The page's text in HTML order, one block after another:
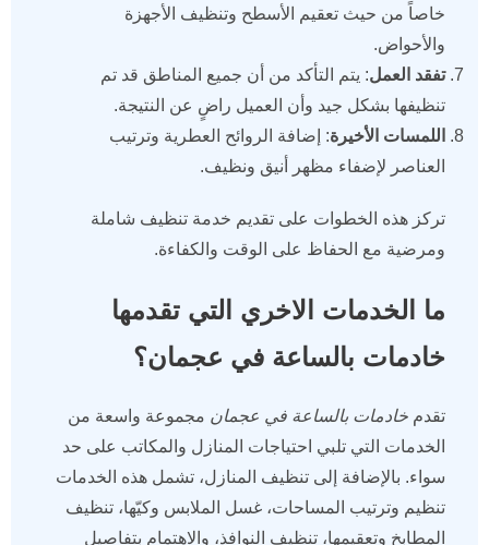
خاصاً من حيث تعقيم الأسطح وتنظيف الأجهزة
والأحواض.
تفقد العمل: يتم التأكد من أن جميع المناطق قد تم
تنظيفها بشكل جيد وأن العميل راضٍ عن النتيجة.
اللمسات الأخيرة: إضافة الروائح العطرية وترتيب
العناصر لإضفاء مظهر أنيق ونظيف.
تركز هذه الخطوات على تقديم خدمة تنظيف شاملة
ومرضية مع الحفاظ على الوقت والكفاءة.
ما الخدمات الاخري التي تقدمها
خادمات بالساعة في عجمان؟
تقدم خادمات بالساعة في عجمان مجموعة واسعة من
الخدمات التي تلبي احتياجات المنازل والمكاتب على حد
سواء. بالإضافة إلى تنظيف المنازل، تشمل هذه الخدمات
تنظيم وترتيب المساحات، غسل الملابس وكيّها، تنظيف
المطابخ وتعقيمها، تنظيف النوافذ، والاهتمام بتفاصيل